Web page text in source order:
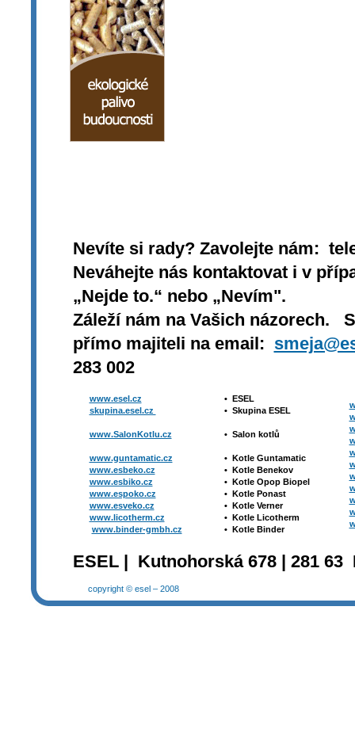
Nevíte si rady? Zavolejte nám:
Neváhejte nás kontaktovat i v
„Nejde to.“ nebo „Nevím".
Záleží nám na Vašich názorech.
přímo majiteli na email:
283 002
www.esel.cz
skupina.esel.cz
www.SalonKotlu.cz
www.guntamatic.cz
www.esbeko.cz
www.esbiko.cz
www.espoko.cz
www.esveko.cz
www.licotherm.cz
www.binder-gmbh.cz
• ESEL
• Skupina ESEL
• Salon kotlů
• Kotle Guntamatic
• Kotle Benekov
• Kotle Opop Biopel
• Kotle Ponast
• Kotle Verner
• Kotle Licotherm
• Kotle Binder
ESEL | Kutnohorská 678 | 281
copyright © esel – 2008